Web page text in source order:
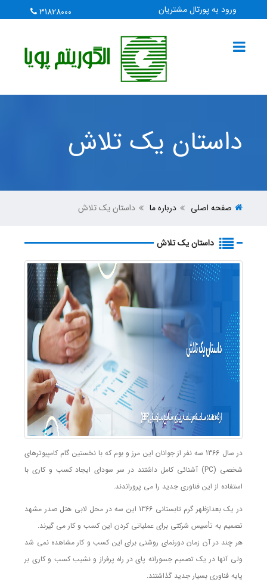
ورود به پورتال مشتریان 31828000
داستان یک تلاش
صفحه اصلی درباره ما داستان یک تلاش
داستان یک تلاش
در سال 1366 سه نفر از جوانان این مرز و بوم که با نخستین گام کامپیوترهای
شخصی (PC) آشنائی کامل داشتند در سر سودای ایجاد کسب و کاری با
استفاده از این فناوری جدید را می پروراندند.
در یک بعدازظهر گرم تابستانی 1366 این سه در محل لابی هتل صدر مشهد
تصمیم به تأسیس شرکتی برای عملیاتی کردن این کسب و کار می گیرند.
هر چند در آن زمان دورنمای روشنی برای این کسب و کار مشاهده نمی شد
ولی آنها در یک تصمیم جسورانه پای در راه پرفراز و نشیب کسب و کاری بر
پایه فناوری بسیار جدید گذاشتند.